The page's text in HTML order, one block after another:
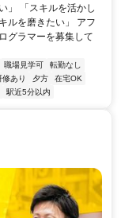
」 「スキルを活かし
ルを磨きたい」 アフ
グラマーを募集して
職場見学可
転勤なし
修あり 夕方
在宅OK
駅近5分以内